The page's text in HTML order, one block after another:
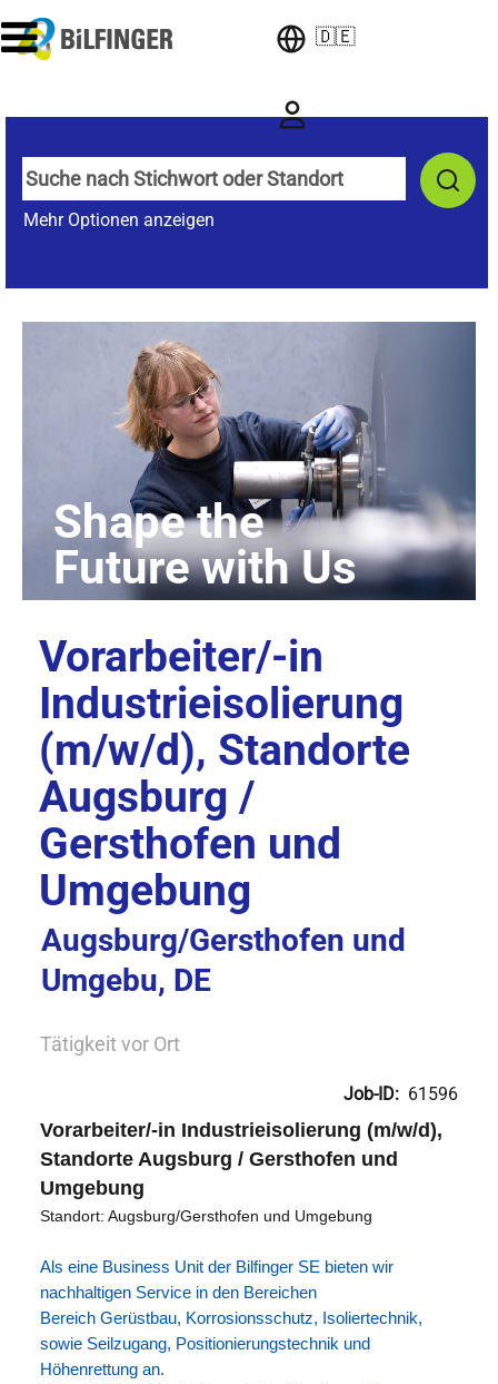
🇩🇪
Mehr Optionen anzeigen
Vorarbeiter/-in
Industrieisolierung
(m/w/d), Standorte
Augsburg /
Gersthofen und
Umgebung
Augsburg/Gersthofen und
Umgebu, DE
Tätigkeit vor Ort
Job-ID: 61596
Vorarbeiter/-in Industrieisolierung (m/w/d),
Standorte Augsburg / Gersthofen und
Umgebung
Standort: Augsburg/Gersthofen und Umgebung
Als eine Business Unit der Bilfinger SE bieten wir
nachhaltigen Service in den Bereichen
Bereich Gerüstbau, Korrosionsschutz, Isoliertechnik,
sowie Seilzugang, Positionierungstechnik und
Höhenrettung an.